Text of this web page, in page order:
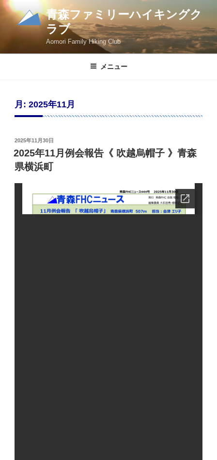
コ
ツ
青森ファミリーハイキングク
ラブ
Aomori Family Hiking Club
メニュー
月: 2025年11月
投
稿
日:
2025年11月30日
2025年11月例会報告《 吹越烏帽子 》青森
県横浜町